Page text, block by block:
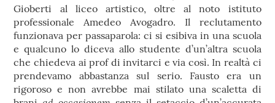
Gioberti al liceo artistico, oltre al noto istituto
professionale Amedeo Avogadro. Il reclutamento
funzionava per passaparola: ci si esibiva in una scuola
e qualcuno lo diceva allo studente d’un’altra scuola
che chiedeva ai prof di invitarci e via così. In realtà ci
prendevamo abbastanza sul serio. Fausto era un
rigoroso e non avrebbe mai stilato una scaletta di